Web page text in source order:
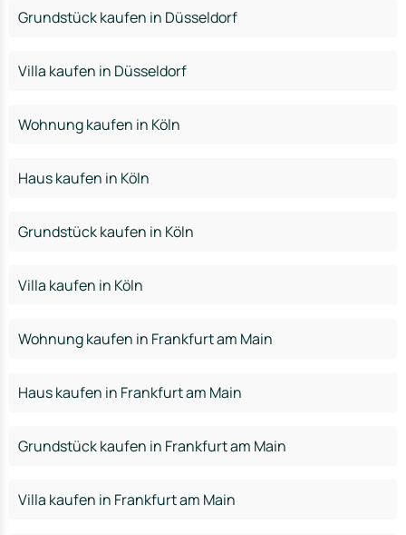
Grundstück kaufen in Düsseldorf
Villa kaufen in Düsseldorf
Wohnung kaufen in Köln
Haus kaufen in Köln
Grundstück kaufen in Köln
Villa kaufen in Köln
Wohnung kaufen in Frankfurt am Main
Haus kaufen in Frankfurt am Main
Grundstück kaufen in Frankfurt am Main
Villa kaufen in Frankfurt am Main